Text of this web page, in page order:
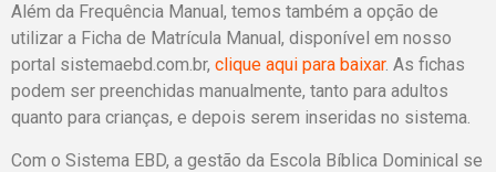
Além da Frequência Manual, temos também a opção de
utilizar a Ficha de Matrícula Manual, disponível em nosso
portal sistemaebd.com.br, clique aqui para baixar. As fichas
podem ser preenchidas manualmente, tanto para adultos
quanto para crianças, e depois serem inseridas no sistema.
Com o Sistema EBD, a gestão da Escola Bíblica Dominical se